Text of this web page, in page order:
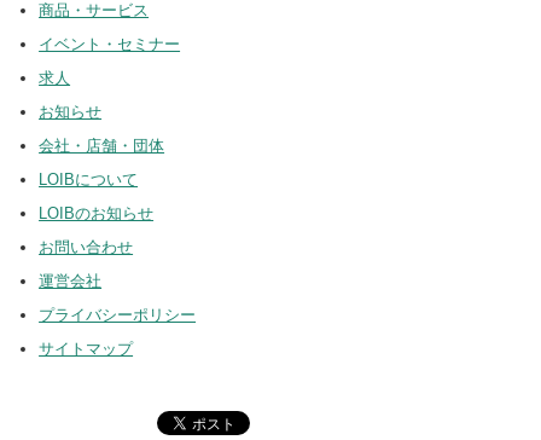
商品・サービス
イベント・セミナー
求人
お知らせ
会社・店舗・団体
LOIBについて
LOIBのお知らせ
お問い合わせ
運営会社
プライバシーポリシー
サイトマップ